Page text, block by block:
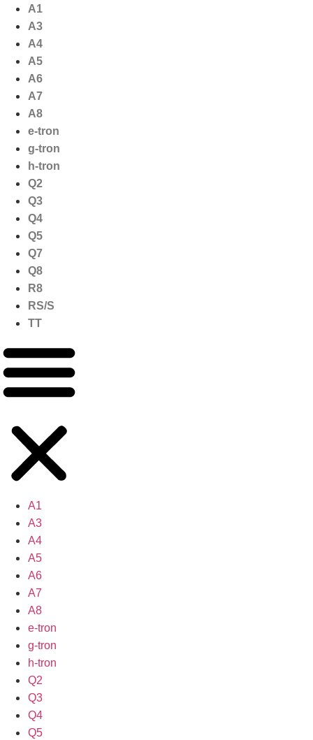
naar
inhoud
A1
A3
A4
A5
A6
A7
A8
e-tron
g-tron
h-tron
Q2
Q3
Q4
Q5
Q7
Q8
R8
RS/S
TT
A1
A3
A4
A5
A6
A7
A8
e-tron
g-tron
h-tron
Q2
Q3
Q4
Q5